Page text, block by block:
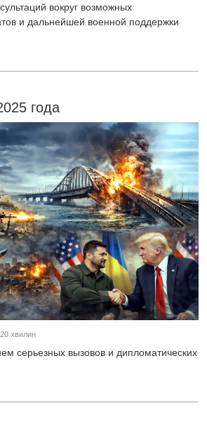
вокруг возможных
и дальнейшей военной поддержки
года
хвилин
серьезных вызовов и дипломатических